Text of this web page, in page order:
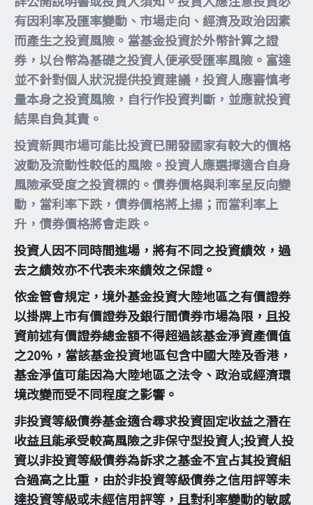
有因利率及匯率變動、市場走向、經濟及政治因素
而產生之投資風險。當基金投資於外幣計算之證
券，以台幣為基礎之投資人便承受匯率風險。富達
並不針對個人狀況提供投資建議，投資人應審慎考
量本身之投資風險，自行作投資判斷，並應就投資
結果自負其責。
投資新興市場可能比投資已開發國家有較大的價格
波動及流動性較低的風險。投資人應選擇適合自身
風險承受度之投資標的。債券價格與利率呈反向變
動，當利率下跌，債券價格將上揚；而當利率上
升，債券價格將會走跌。
投資人因不同時間進場，將有不同之投資績效，過
去之績效亦不代表未來績效之保證。
依金管會規定，境外基金投資大陸地區之有價證券
以掛牌上市有價證券及銀行間債券市場為限，且投
資前述有價證券總金額不得超過該基金淨資產價值
之20%，當該基金投資地區包含中國大陸及香港，
基金淨值可能因為大陸地區之法令、政治或經濟環
境改變而受不同程度之影響。
非投資等級債券基金適合尋求投資固定收益之潛在
收益且能承受較高風險之非保守型投資人;投資人投
資以非投資等級債券為訴求之基金不宜占其投資組
合過高之比重，由於非投資等級債券之信用評等未
達投資等級或未經信用評等，且對利率變動的敏感